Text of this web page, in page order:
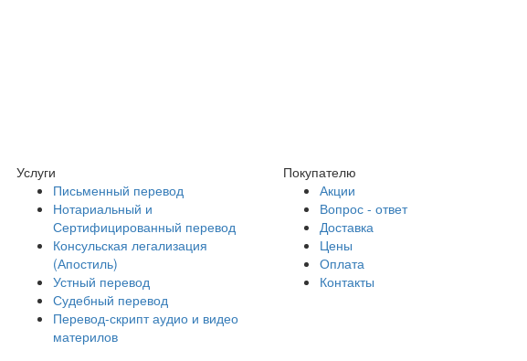
Услуги
Письменный перевод
Нотариальный и
Сертифицированный перевод
Консульская легализация
(Апостиль)
Устный перевод
Судебный перевод
Перевод-скрипт аудио и видео
материлов
Покупателю
Акции
Вопрос - ответ
Доставка
Цены
Оплата
Контакты